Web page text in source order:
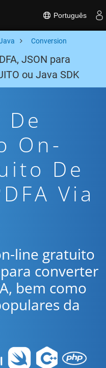
Português
Conversion
JSON para
ou Java SDK
On-
De
Via
line gratuito
para converter
bem como
da